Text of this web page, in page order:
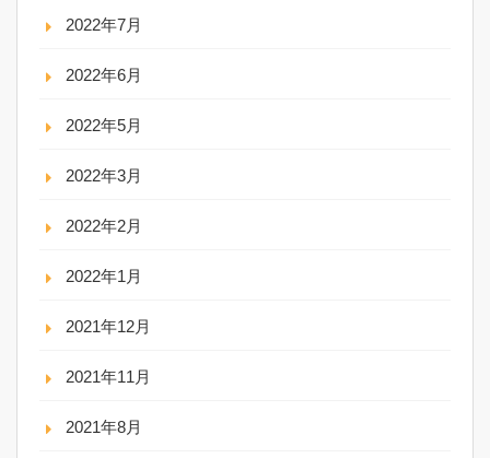
2022年7月
2022年6月
2022年5月
2022年3月
2022年2月
2022年1月
2021年12月
2021年11月
2021年8月